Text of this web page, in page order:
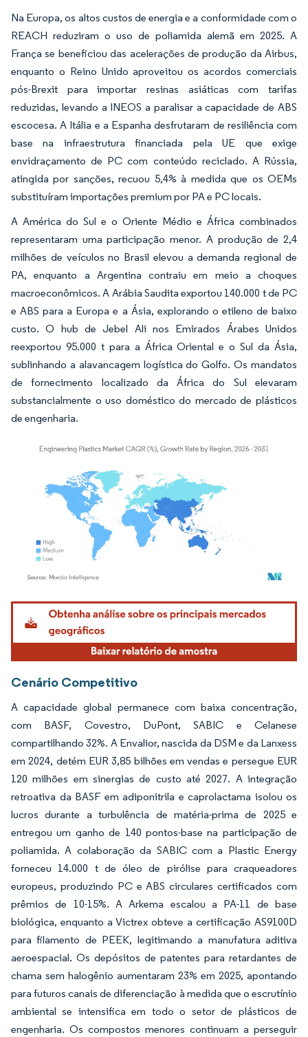
Na Europa, os altos custos de energia e a conformidade com o
REACH reduziram o uso de poliamida alemã em 2025. A
França se beneficiou das acelerações de produção da Airbus,
enquanto o Reino Unido aproveitou os acordos comerciais
pós-Brexit para importar resinas asiáticas com tarifas
reduzidas, levando a INEOS a paralisar a capacidade de ABS
escocesa. A Itália e a Espanha desfrutaram de resiliência com
base na infraestrutura financiada pela UE que exige
envidraçamento de PC com conteúdo reciclado. A Rússia,
atingida por sanções, recuou 5,4% à medida que os OEMs
substituíram importações premium por PA e PC locais.
A América do Sul e o Oriente Médio e África combinados
representaram uma participação menor. A produção de 2,4
milhões de veículos no Brasil elevou a demanda regional de
PA, enquanto a Argentina contraiu em meio a choques
macroeconômicos. A Arábia Saudita exportou 140.000 t de PC
e ABS para a Europa e a Ásia, explorando o etileno de baixo
custo. O hub de Jebel Ali nos Emirados Árabes Unidos
reexportou 95.000 t para a África Oriental e o Sul da Ásia,
sublinhando a alavancagem logística do Golfo. Os mandatos
de fornecimento localizado da África do Sul elevaram
substancialmente o uso doméstico do mercado de plásticos
de engenharia.
Imagem © Mordor Intelligence. O reuso requer atribuição conforme CC BY 4.0.
Cenário Competitivo
A capacidade global permanece com baixa concentração,
com BASF, Covestro, DuPont, SABIC e Celanese
compartilhando 32%. A Envalior, nascida da DSM e da Lanxess
em 2024, detém EUR 3,85 bilhões em vendas e persegue EUR
120 milhões em sinergias de custo até 2027. A integração
retroativa da BASF em adiponitrila e caprolactama isolou os
lucros durante a turbulência de matéria-prima de 2025 e
entregou um ganho de 140 pontos-base na participação de
poliamida. A colaboração da SABIC com a Plastic Energy
forneceu 14.000 t de óleo de pirólise para craqueadores
europeus, produzindo PC e ABS circulares certificados com
prêmios de 10-15%. A Arkema escalou a PA-11 de base
biológica, enquanto a Victrex obteve a certificação AS9100D
para filamento de PEEK, legitimando a manufatura aditiva
aeroespacial. Os depósitos de patentes para retardantes de
chama sem halogênio aumentaram 23% em 2025, apontando
para futuros canais de diferenciação à medida que o escrutínio
ambiental se intensifica em todo o setor de plásticos de
engenharia. Os compostos menores continuam a perseguir